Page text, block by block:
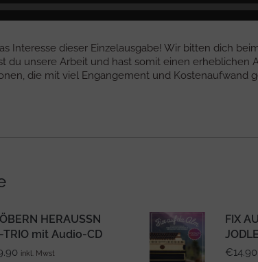
Interesse dieser Einzelausgabe! Wir bitten dich
du unsere Arbeit und hast somit einen erheblichen
die mit viel Engangement und Kostenaufwand
HERAUSSN
TRIO mit Audio-CD
Aktueller
inkl. Mwst
FIX
€14.90